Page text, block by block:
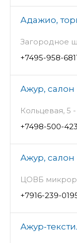
Адажио,
Загородное
+7495-958-
Ажур,
Кольцевая, 5
+7498-500-
Ажур,
ЦОВБ
+7916-239-
Ажур-